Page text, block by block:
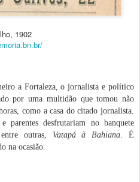
1902
a Fortaleza, o jornalista e político
por uma multidão que tomou não
como a casa do citado jornalista.
parentes desfrutariam no banquete
outras, Vatapá à Bahiana. É
na ocasião.